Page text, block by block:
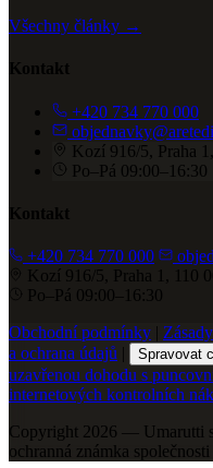
Všechny články →
Kontakt
+420 734 770 000
Kozí 916/5, Praha
Po–Pá 09:00–16:30
Kontakt
+420 734 770 000
Kozí 916/5, Praha 1, 110
Po–Pá 09:00–16:30
Obchodní podmínky |
a ochrana údajů | Spravovat
uzavřenou dohodu s
internetových kontrolních
Copyright 2026 — Umarutti
ochranná známka